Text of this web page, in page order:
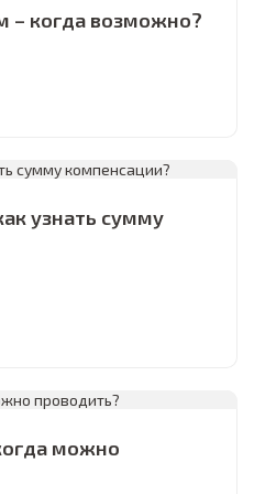
– когда возможно?
узнать сумму
можно